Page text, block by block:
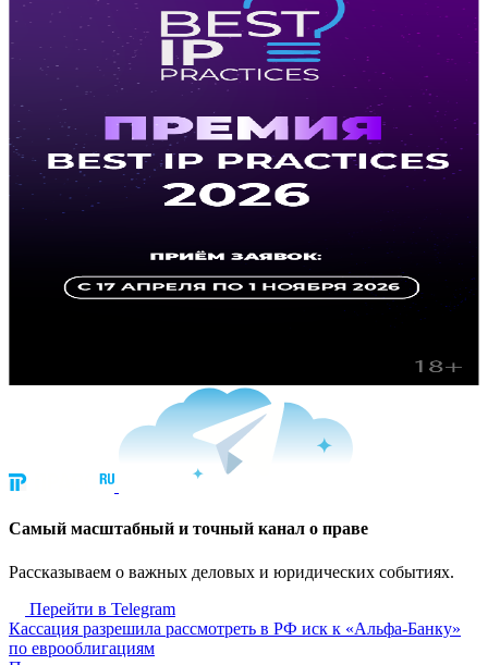
Cамый масштабный и точный канал о праве
Рассказываем о важных деловых и юридических событиях.
Перейти в Telegram
Кассация разрешила рассмотреть в РФ иск к «Альфа-Банку»
по еврооблигациям